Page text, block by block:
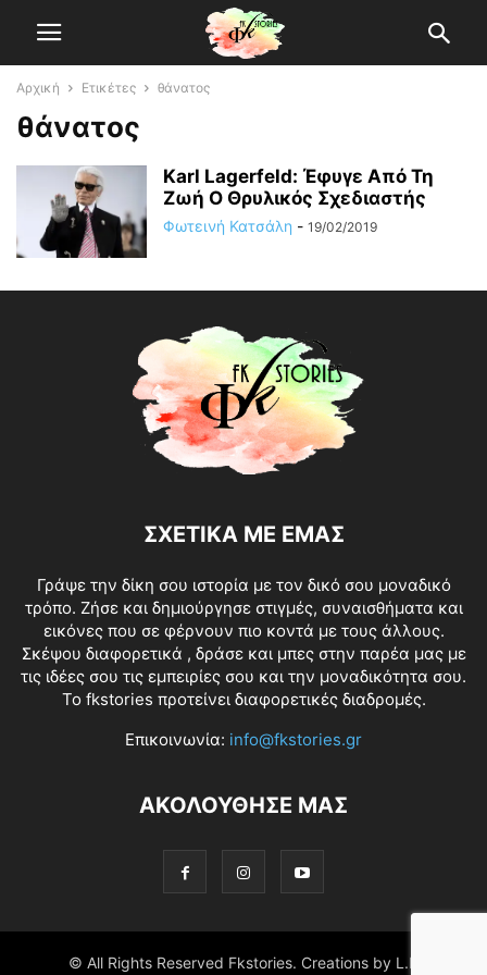
Αρχική Ετικέτες θάνατος
θάνατος
Karl Lagerfeld: Έφυγε Από Τη
Ζωή Ο Θρυλικός Σχεδιαστής
Φωτεινή Κατσάλη - 19/02/2019
ΣΧΕΤΙΚΑ ΜΕ ΕΜΑΣ
Γράψε την δίκη σου ιστορία με τον δικό σου μοναδικό
τρόπο. Ζήσε και δημιούργησε στιγμές, συναισθήματα και
εικόνες που σε φέρνουν πιο κοντά με τους άλλους.
Σκέψου διαφορετικά , δράσε και μπες στην παρέα μας με
τις ιδέες σου τις εμπειρίες σου και την μοναδικότητα σου.
Το fkstories προτείνει διαφορετικές διαδρομές.
Επικοινωνία: info@fkstories.gr
ΑΚΟΛΟΥΘΗΣΕ ΜΑΣ
© All Rights Reserved Fkstories. Creations by L.K